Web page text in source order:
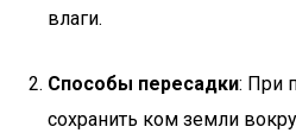
влаги.
Способы пересадки: При
сохранить ком земли